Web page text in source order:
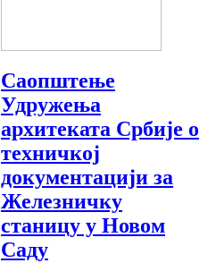
Саопштење
Удружења
архитеката Србије о
техничкој
документацији за
Железничку
станицу у Новом
Саду